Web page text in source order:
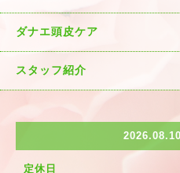
ダナエ頭皮ケア
スタッフ紹介
定休日